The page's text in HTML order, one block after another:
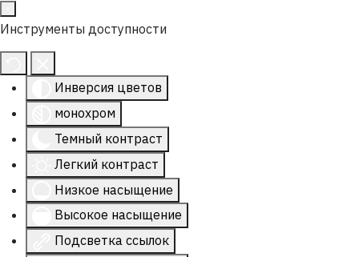
Инструменты доступности
Инверсия цветов
монохром
Темный контраст
Легкий контраст
Низкое насыщение
Высокое насыщение
Подсветка ссылок